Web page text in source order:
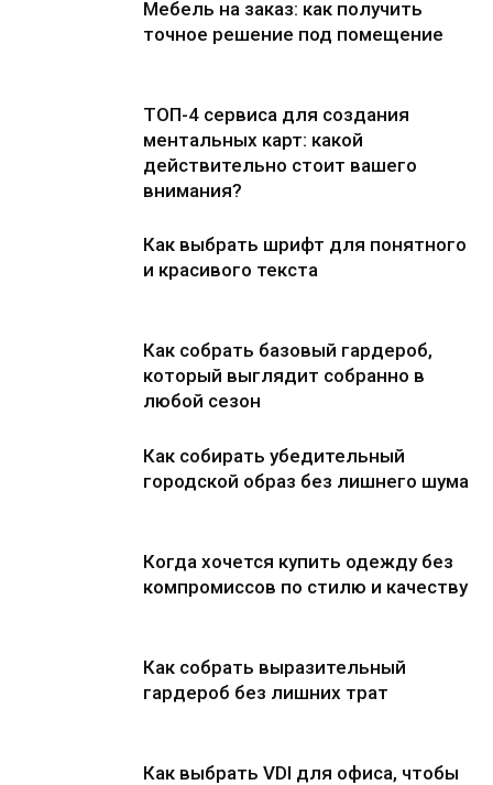
Мебель на заказ: как получить
точное решение под помещение
ТОП-4 сервиса для создания
ментальных карт: какой
действительно стоит вашего
внимания?
Как выбрать шрифт для понятного
и красивого текста
Как собрать базовый гардероб,
который выглядит собранно в
любой сезон
Как собирать убедительный
городской образ без лишнего шума
Когда хочется купить одежду без
компромиссов по стилю и качеству
Как собрать выразительный
гардероб без лишних трат
Как выбрать VDI для офиса, чтобы